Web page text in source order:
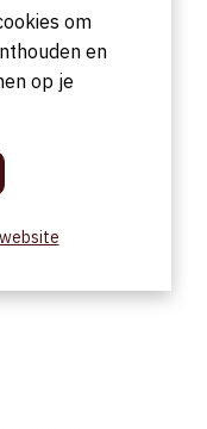
met een groot
waar avond en
taalgebruik
pluspunt
om
en
op je